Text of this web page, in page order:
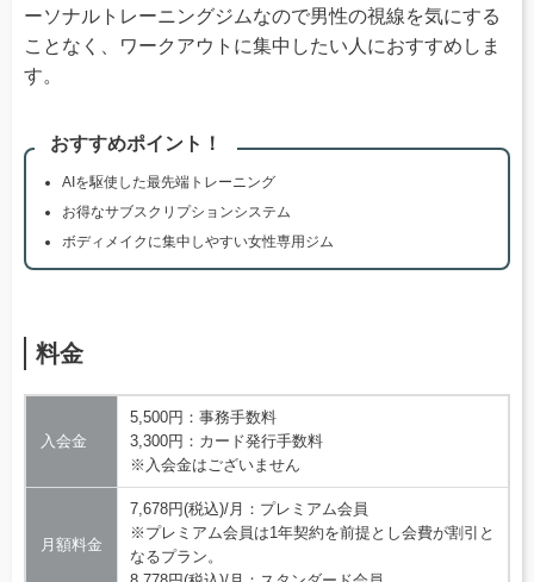
ーソナルトレーニングジムなので男性の視線を気にする
ことなく、ワークアウトに集中したい人におすすめしま
す。
おすすめポイント！
AIを駆使した最先端トレーニング
お得なサブスクリプションシステム
ボディメイクに集中しやすい女性専用ジム
料金
入会金
5,500円：事務手数料
3,300円：カード発行手数料
※入会金はございません
月額料金
7,678円(税込)/月：プレミアム会員
※プレミアム会員は1年契約を前提とし会費が割引と
なるプラン。